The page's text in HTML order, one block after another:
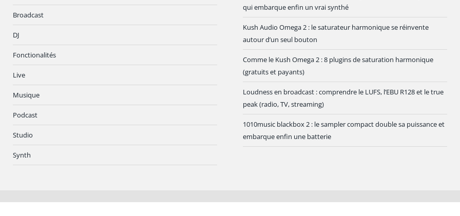
Broadcast
DJ
Fonctionalités
Live
Musique
Podcast
Studio
Synth
qui embarque enfin un vrai synthé
Kush Audio Omega 2 : le saturateur harmonique se réinvente
autour d’un seul bouton
Comme le Kush Omega 2 : 8 plugins de saturation harmonique
(gratuits et payants)
Loudness en broadcast : comprendre le LUFS, l’EBU R128 et le true
peak (radio, TV, streaming)
1010music blackbox 2 : le sampler compact double sa puissance et
embarque enfin une batterie